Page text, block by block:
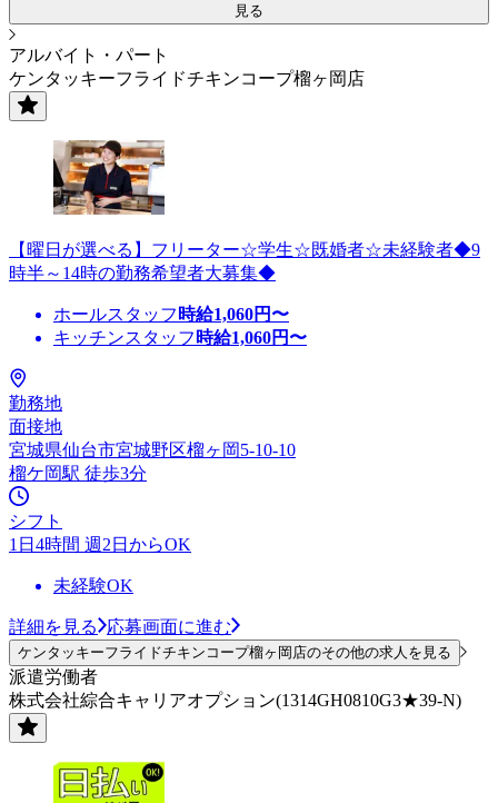
見る
アルバイト・パート
ケンタッキーフライドチキンコープ榴ヶ岡店
【曜日が選べる】フリーター☆学生☆既婚者☆未経験者◆9
時半～14時の勤務希望者大募集◆
ホールスタッフ 時給1,060円〜
キッチンスタッフ 時給1,060円〜
勤務地
面接地
宮城県仙台市宮城野区榴ヶ岡5-10-10
榴ケ岡駅 徒歩3分
シフト
1日4時間 週2日からOK
未経験OK
詳細を見る 応募画面に進む
ケンタッキーフライドチキンコープ榴ヶ岡店のその他の求人を見る
派遣労働者
株式会社綜合キャリアオプション(1314GH0810G3★39-N)